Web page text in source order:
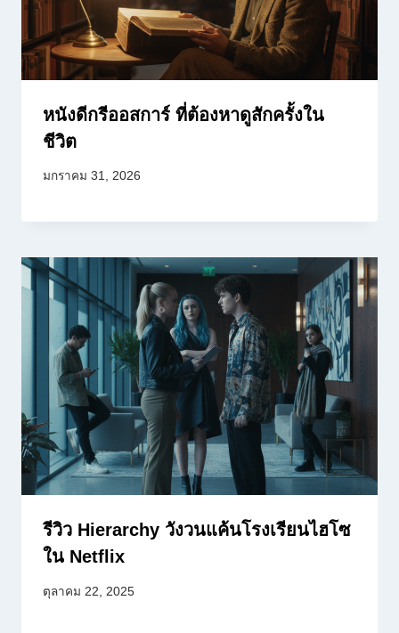
หนังดีกรีออสการ์ ที่ต้องหาดูสักครั้งใน
ชีวิต
มกราคม 31, 2026
รีวิว Hierarchy วังวนแค้นโรงเรียนไฮโซ
ใน Netflix
ตุลาคม 22, 2025